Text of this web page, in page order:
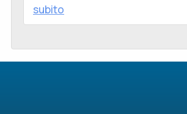
subito